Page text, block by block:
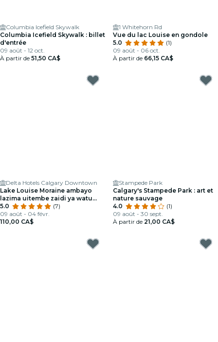
Columbia Icefield Skywalk
Columbia Icefield Skywalk : billet
d'entrée
09 août - 12 oct.
À partir de 51,50 CA$
1 Whitehorn Rd
Vue du lac Louise en gondole
5.0
(1)
09 août - 06 oct.
À partir de 66,15 CA$
Delta Hotels Calgary Downtown
Lake Louise Moraine ambayo
lazima uitembe zaidi ya watu
wengi
5.0
(7)
09 août - 04 févr.
110,00 CA$
Stampede Park
Calgary's Stampede Park : art et
nature sauvage
4.0
(1)
09 août - 30 sept.
À partir de 21,00 CA$